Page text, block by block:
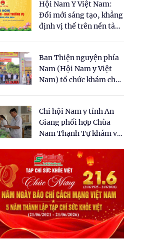
Hội Nam Y Việt Nam:
Đổi mới sáng tạo, khẳng
định vị thế trên nền tảng
Ban Thiện nguyện phía
Nam (Hội Nam y Việt
Nam) tổ chức khám chữa
dân tại xã Tân Tập
Chi hội Nam y tỉnh An
Giang phối hợp Chùa
Nam Thạnh Tự khám và
nhân dân